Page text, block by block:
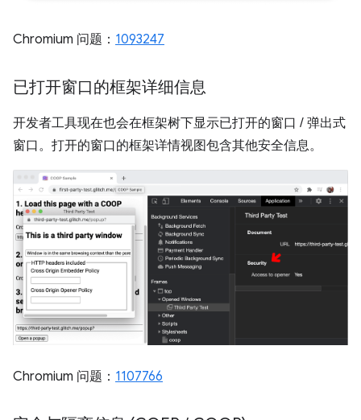
Chromium 问题： 1093247
已打开窗口的框架详细信息
开发者工具现在也会在框架树下显示已打开的窗口 / 弹出式
窗口。打开的窗口的框架详情视图包含其他安全信息。
Chromium 问题： 1107766